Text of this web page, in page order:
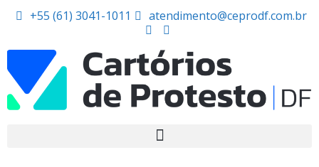
+55 (61) 3041-1011 atendimento@ceprodf.com.br